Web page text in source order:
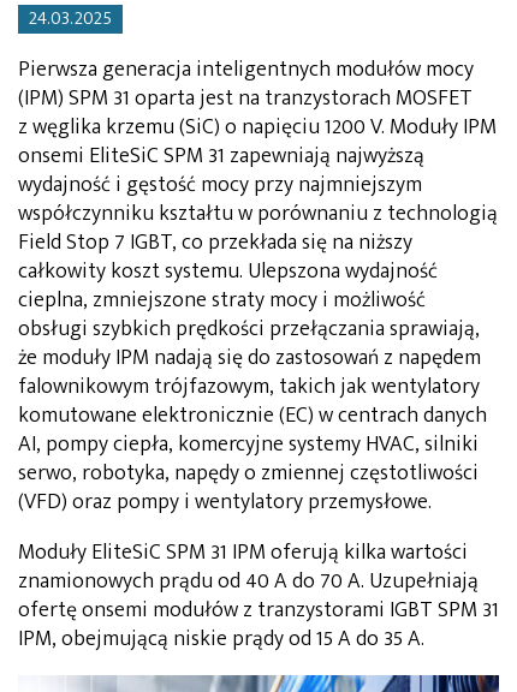
24.03.2025
Pierwsza generacja inteligentnych modułów mocy
(IPM) SPM 31 oparta jest na tranzystorach MOSFET
z węglika krzemu (SiC) o napięciu 1200 V. Moduły IPM
onsemi EliteSiC SPM 31 zapewniają najwyższą
wydajność i gęstość mocy przy najmniejszym
współczynniku kształtu w porównaniu z technologią
Field Stop 7 IGBT, co przekłada się na niższy
całkowity koszt systemu. Ulepszona wydajność
cieplna, zmniejszone straty mocy i możliwość
obsługi szybkich prędkości przełączania sprawiają,
że moduły IPM nadają się do zastosowań z napędem
falownikowym trójfazowym, takich jak wentylatory
komutowane elektronicznie (EC) w centrach danych
AI, pompy ciepła, komercyjne systemy HVAC, silniki
serwo, robotyka, napędy o zmiennej częstotliwości
(VFD) oraz pompy i wentylatory przemysłowe.
Moduły EliteSiC SPM 31 IPM oferują kilka wartości
znamionowych prądu od 40 A do 70 A. Uzupełniają
ofertę onsemi modułów z tranzystorami IGBT SPM 31
IPM, obejmującą niskie prądy od 15 A do 35 A.